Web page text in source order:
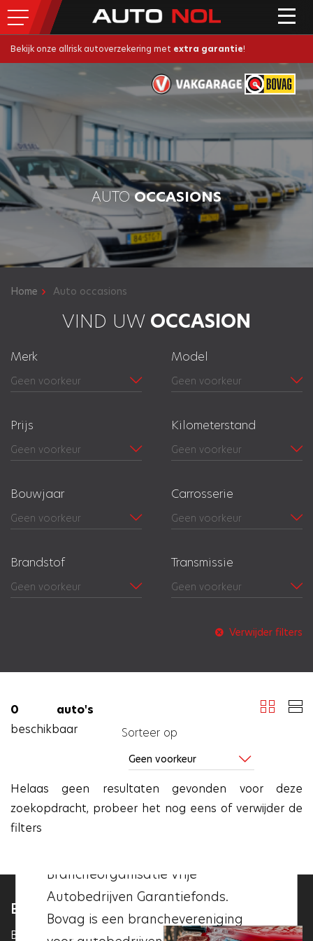
Bekijk onze allrisk autoverzekering met extra garantie!
AUTO OCCASIONS
Home Auto occasions
VIND UW OCCASION
Merk Model
Prijs Kilometerstand
Bouwjaar Carrosserie
Brandstof Transmissie
Verwijder filters
0 auto's
beschikbaar
Sorteer op
Helaas geen resultaten gevonden voor deze
zoekopdracht, probeer het nog eens of verwijder de
filters
BEKIJK ONLINE ONZE AUTO OCCASIONS
Bent u op zoek naar
SLUITEN
gecertificeerde autogarages in
Nederland. Het is bedoeld om te
garanderen dat de garage
SLUITEN
Brancheorganisatie Vrije
Autobedrijven Garantiefonds.
Bovag is een branchevereniging